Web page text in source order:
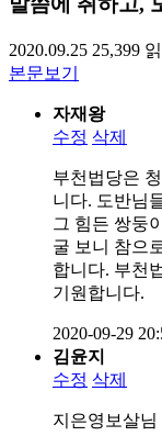
2020.09.25 25,399
본문보기
자재왕
수정 삭제
부천법당은
니다. 도반님
그 힘든 쌍둥
굴 보니 참으
합니다. 부천
기원합니다.
2020-09-29
김윤지
수정 삭제
지은영보살